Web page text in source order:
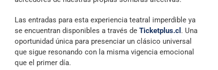
Las entradas para esta experiencia teatral imperdible ya
se encuentran disponibles a través de Ticketplus.cl . Una
oportunidad única para presenciar un clásico universal
que sigue resonando con la misma vigencia emocional
que el primer día.